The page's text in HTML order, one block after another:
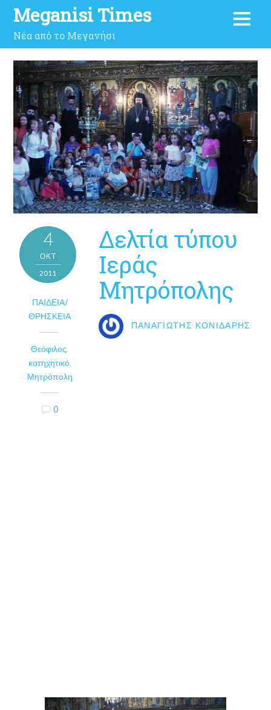
Meganisi Times
Νέα από το Μεγανήσι
4
ΟΚΤ
2011
ΠΑΙΔΕΊΑ/
ΘΡΗΣΚΕΊΑ
Θεόφιλος,
κατηχητικό,
Μητρόπολη
0
Δελτία τύπου
Ιεράς
Μητρόπολης
ΠΑΝΑΓΙΏΤΗΣ ΚΟΝΙΔΆΡΗΣ